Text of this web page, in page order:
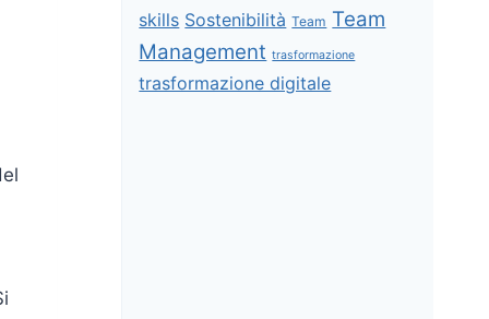
skills Sostenibilità Team Team
Management trasformazione
trasformazione digitale